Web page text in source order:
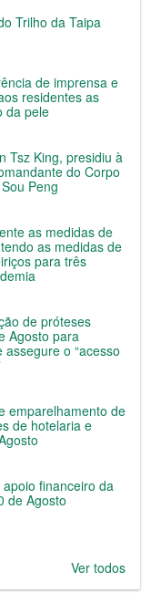
Trilho da Taipa
de imprensa e
residentes as
da pele
Tsz King, presidiu à
do Corpo
Peng
as medidas de
as medidas de
para três
de próteses
Agosto para
o “acesso
emparelhamento de
de hotelaria e
financeiro da
de Agosto
Ver todos